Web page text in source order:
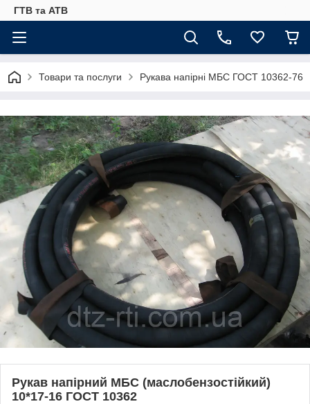
ГТВ та АТВ
Товари та послуги Рукава напірні МБС ГОСТ 10362-76
Рукав напірний МБС (маслобензостійкий)
10*17-16 ГОСТ 10362